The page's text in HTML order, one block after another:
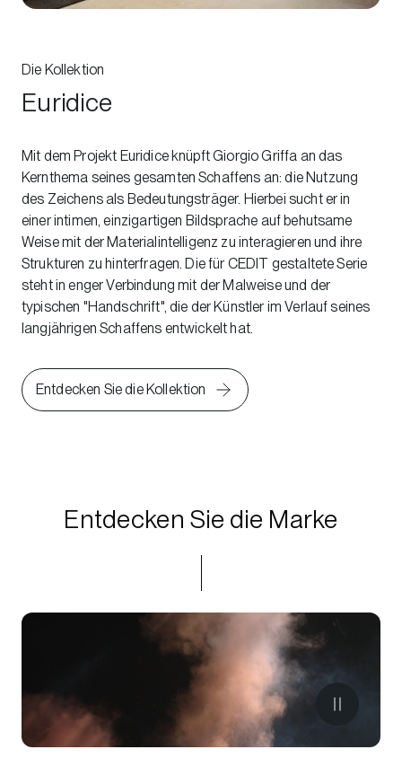
Die Kollektion
Euridice
Mit dem Projekt Euridice knüpft Giorgio Griffa an das
Kernthema seines gesamten Schaffens an: die Nutzung
des Zeichens als Bedeutungsträger. Hierbei sucht er in
einer intimen, einzigartigen Bildsprache auf behutsame
Weise mit der Materialintelligenz zu interagieren und ihre
Strukturen zu hinterfragen. Die für CEDIT gestaltete Serie
steht in enger Verbindung mit der Malweise und der
typischen "Handschrift", die der Künstler im Verlauf seines
langjährigen Schaffens entwickelt hat.
Entdecken Sie die Kollektion
Entdecken Sie die Marke